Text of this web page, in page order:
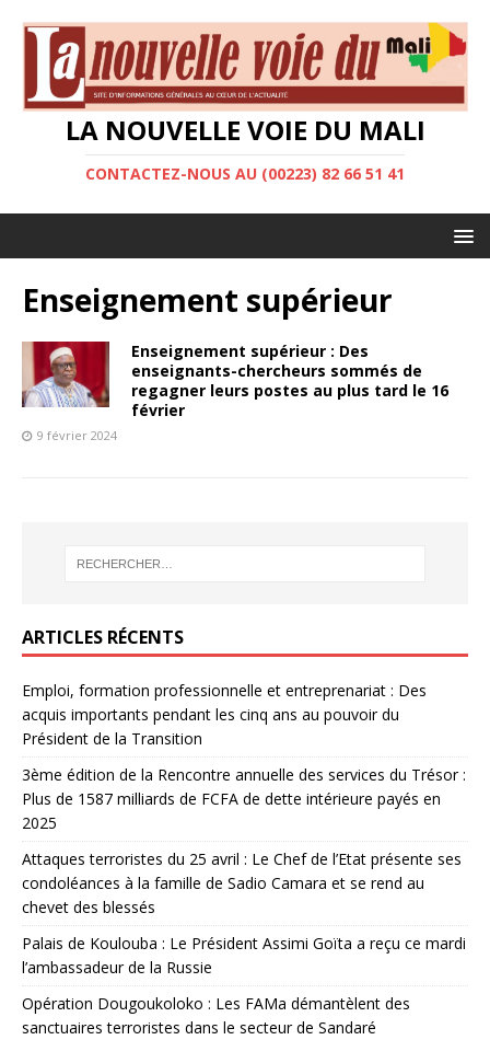
LA NOUVELLE VOIE DU MALI
CONTACTEZ-NOUS AU (00223) 82 66 51 41
Enseignement supérieur
Enseignement supérieur : Des
enseignants-chercheurs sommés de
regagner leurs postes au plus tard le 16
février
9 février 2024
ARTICLES RÉCENTS
Emploi, formation professionnelle et entreprenariat : Des
acquis importants pendant les cinq ans au pouvoir du
Président de la Transition
3ème édition de la Rencontre annuelle des services du Trésor :
Plus de 1587 milliards de FCFA de dette intérieure payés en
2025
Attaques terroristes du 25 avril : Le Chef de l’Etat présente ses
condoléances à la famille de Sadio Camara et se rend au
chevet des blessés
Palais de Koulouba : Le Président Assimi Goïta a reçu ce mardi
l’ambassadeur de la Russie
Opération Dougoukoloko : Les FAMa démantèlent des
sanctuaires terroristes dans le secteur de Sandaré